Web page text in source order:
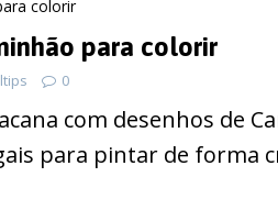
para colorir
0
com desenhos de
para pintar de forma